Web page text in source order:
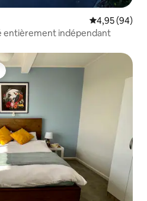
Évaluation
4,95 (94)
entièrement indépendant